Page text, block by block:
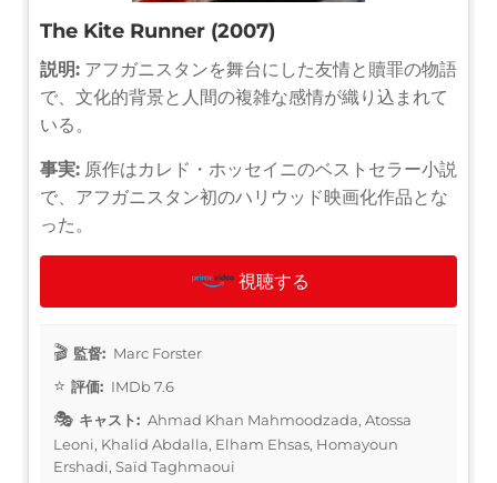
The Kite Runner (2007)
説明: アフガニスタンを舞台にした友情と贖罪の物語
で、文化的背景と人間の複雑な感情が織り込まれて
いる。
事実: 原作はカレド・ホッセイニのベストセラー小説
で、アフガニスタン初のハリウッド映画化作品とな
った。
視聴する
監督: Marc Forster
評価: IMDb 7.6
キャスト: Ahmad Khan Mahmoodzada, Atossa
Leoni, Khalid Abdalla, Elham Ehsas, Homayoun
Ershadi, Saïd Taghmaoui